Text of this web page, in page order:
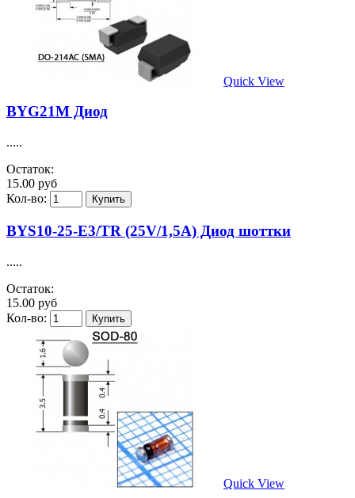
Quick View
BYG21M Диод
.....
Остаток:
15.00 руб
Кол-во:
BYS10-25-E3/TR (25V/1,5A) Диод шоттки
.....
Остаток:
15.00 руб
Кол-во:
Quick View